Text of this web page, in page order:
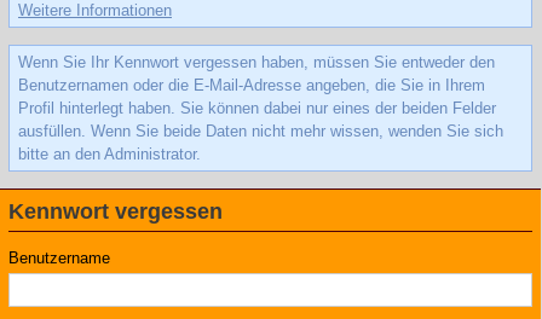
Weitere Informationen
Wenn Sie Ihr Kennwort vergessen haben, müssen Sie entweder den
Benutzernamen oder die E-Mail-Adresse angeben, die Sie in Ihrem
Profil hinterlegt haben. Sie können dabei nur eines der beiden Felder
ausfüllen. Wenn Sie beide Daten nicht mehr wissen, wenden Sie sich
bitte an den Administrator.
Kennwort vergessen
Benutzername